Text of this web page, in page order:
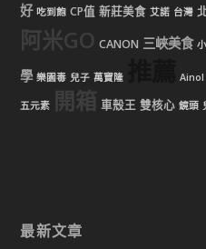
好 吃到飽 CP值 新莊美食 艾諾 台灣
阿米GO CANON 三峽美食
學 樂園毒 兒子 萬寶隆 Ainol
五元素 開箱 車殼王 雙核心 鏡頭
最新文章